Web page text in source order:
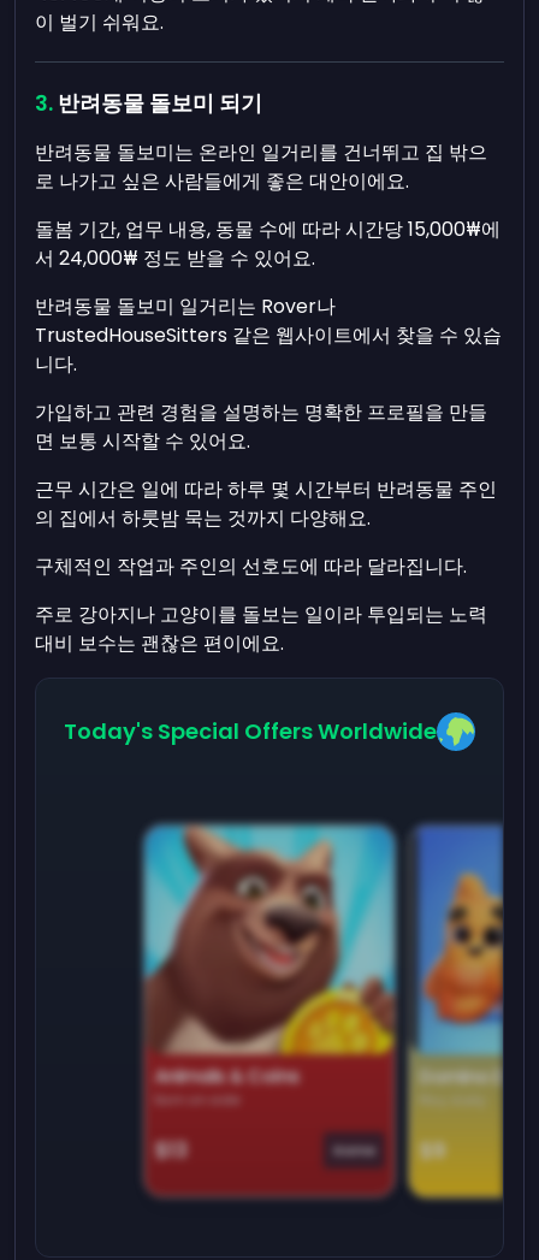
이 벌기 쉬워요.
반려동물 돌보미 되기
반려동물 돌보미는 온라인 일거리를 건너뛰고 집 밖으
로 나가고 싶은 사람들에게 좋은 대안이에요.
돌봄 기간, 업무 내용, 동물 수에 따라 시간당 15,000₩에
서 24,000₩ 정도 받을 수 있어요.
반려동물 돌보미 일거리는 Rover나
TrustedHouseSitters 같은 웹사이트에서 찾을 수 있습
니다.
가입하고 관련 경험을 설명하는 명확한 프로필을 만들
면 보통 시작할 수 있어요.
근무 시간은 일에 따라 하루 몇 시간부터 반려동물 주인
의 집에서 하룻밤 묵는 것까지 다양해요.
구체적인 작업과 주인의 선호도에 따라 달라집니다.
주로 강아지나 고양이를 돌보는 일이라 투입되는 노력
대비 보수는 괜찮은 편이에요.
Today's Special Offers Worldwide
Animals & Coins
Earn on side
$13 Game
Domino
$9